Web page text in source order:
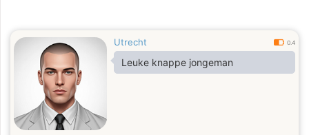
Utrecht 0.4
Leuke knappe jongeman